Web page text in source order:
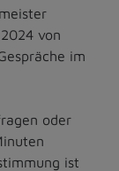
von
im
oder
ist